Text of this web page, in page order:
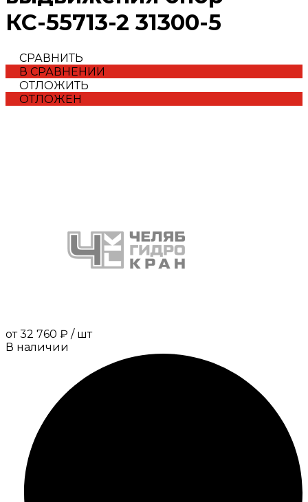
КС-55713-2 31300-5
СРАВНИТЬ
В СРАВНЕНИИ
ОТЛОЖИТЬ
ОТЛОЖЕН
от 32 760 ₽ / шт
В наличии